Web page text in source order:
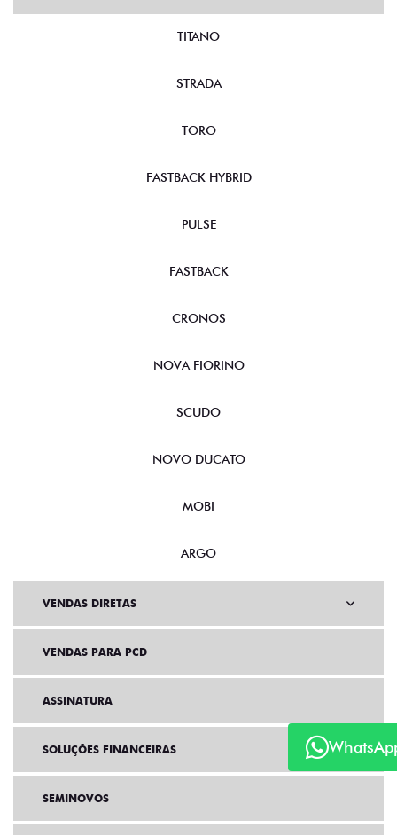
TITANO
STRADA
TORO
FASTBACK HYBRID
PULSE
FASTBACK
CRONOS
NOVA FIORINO
SCUDO
NOVO DUCATO
MOBI
ARGO
VENDAS DIRETAS
VENDAS PARA PCD
ASSINATURA
SOLUÇÕES FINANCEIRAS
SEMINOVOS